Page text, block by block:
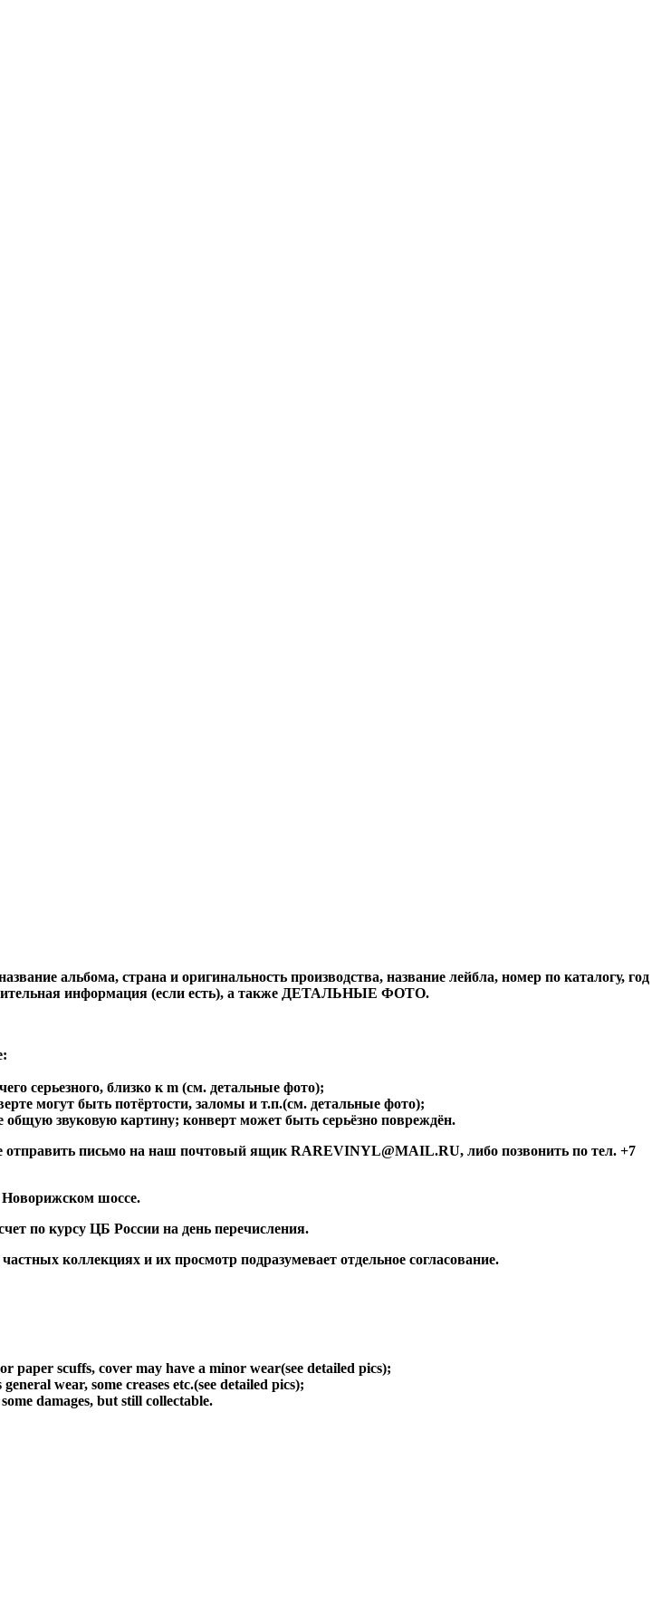
альбома, страна и оригинальность производства, название лейбла, номер по каталогу, год
информация (если есть), а также ДЕТАЛЬНЫЕ ФОТО.
серьезного, близко к m (см. детальные фото);
могут быть потёртости, заломы и т.п.(см. детальные фото);
звуковую картину; конверт может быть серьёзно повреждён.
отправить письмо на наш почтовый ящик RAREVINYL@MAIL.RU, либо позвонить по тел. +7
шоссе.
по курсу ЦБ России на день перечисления.
коллекциях и их просмотр подразумевает отдельное согласование.
scuffs, cover may have a minor wear(see detailed pics);
wear, some creases etc.(see detailed pics);
damages, but still collectable.